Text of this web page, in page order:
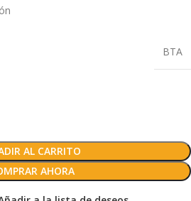
BTA
AL CARRITO
AHORA